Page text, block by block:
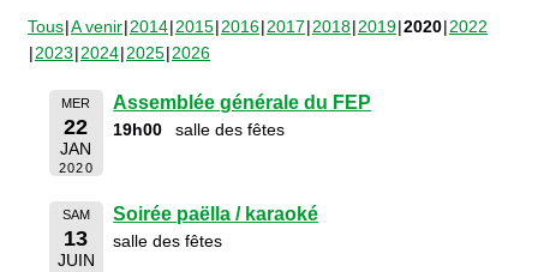
Tous A venir 2014 2015 2016 2017 2018 2019 2020 2022
2023 2024 2025 2026
MER
22
JAN
2020
Assemblée générale du FEP
19h00 salle des fêtes
SAM
13
JUIN
Soirée paëlla / karaoké
salle des fêtes